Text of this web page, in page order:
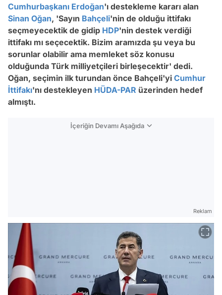
Cumhurbaşkanı Erdoğan'ı destekleme kararı alan
Sinan Oğan, 'Sayın Bahçeli'nin de olduğu ittifakı
seçmeyecektik de gidip HDP'nin destek verdiği
ittifakı mı seçecektik. Bizim aramızda şu veya bu
sorunlar olabilir ama memleket söz konusu
olduğunda Türk milliyetçileri birleşecektir' dedi.
Oğan, seçimin ilk turundan önce Bahçeli'yi Cumhur
İttifakı'nı destekleyen HÜDA-PAR üzerinden hedef
almıştı.
İçeriğin Devamı Aşağıda
Reklam